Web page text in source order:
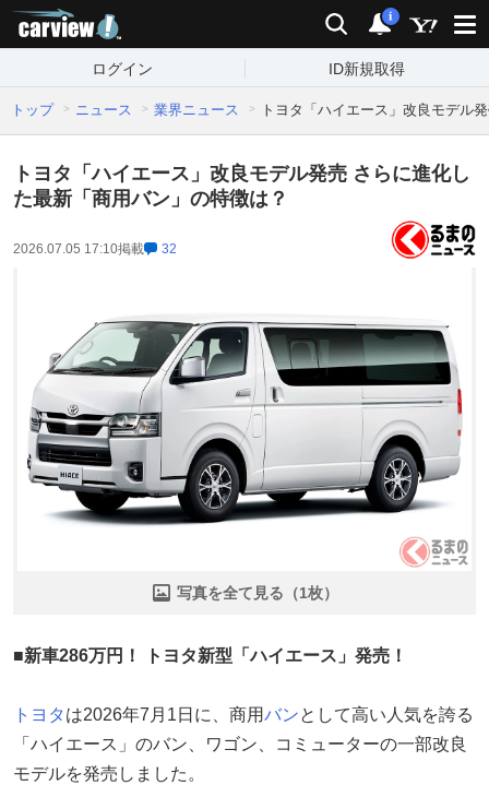
検索 通知
i
ログイン ID新規取得
トップ ニュース 業界ニュース トヨタ「ハイエース」改良モデル
トヨタ「ハイエース」改良モデル発売 さらに進化し
た最新「商用バン」の特徴は？
2026.07.05 17:10掲載 32
写真を全て見る（1枚）
■新車286万円！ トヨタ新型「ハイエース」発売！
トヨタ は2026年7月1日に、商用バンとして高い人気を誇る
「ハイエース」のバン、ワゴン、コミューターの一部改良
モデルを発売しました。